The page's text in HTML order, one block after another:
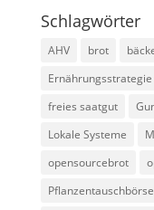
Schlagwörter
AHV brot
Ernährungsstrategie
freies saatgut
Lokale Systeme
opensourcebrot
Pflanzentauschbörse